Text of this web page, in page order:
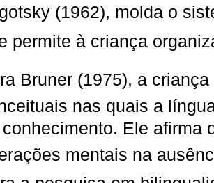
(1962), molda o
permite à criança
Bruner (1975), a
nas quais a
Ele
mentais na